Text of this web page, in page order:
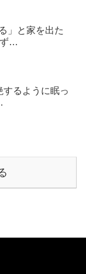
」と家を出た
ず…
するように眠っ